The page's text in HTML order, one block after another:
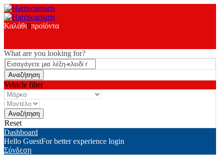
Καλάθι0προϊόντα
What are you looking for?
Vehicle filter
Reset
Dashboard
Hello GuestFor better experience login
Σύνδεση